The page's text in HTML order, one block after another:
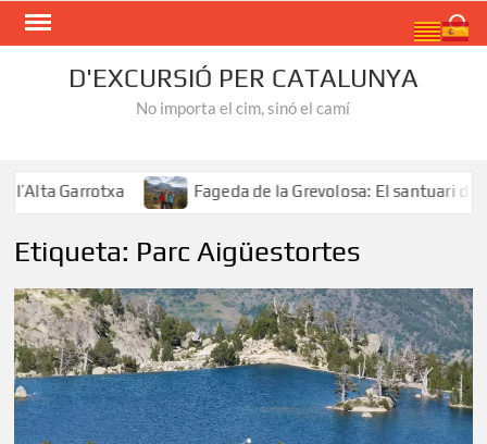
Skip
D'EXCURSIÓ PER CATALUNYA
No importa el cim, sinó el camí
Garrotxa Fageda de la Grevolosa: El santuari dels
Etiqueta: Parc Aigüestortes